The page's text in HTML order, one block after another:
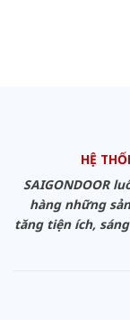
HỆ
SAIGONDOOR
hàng những
tăng tiện ích,